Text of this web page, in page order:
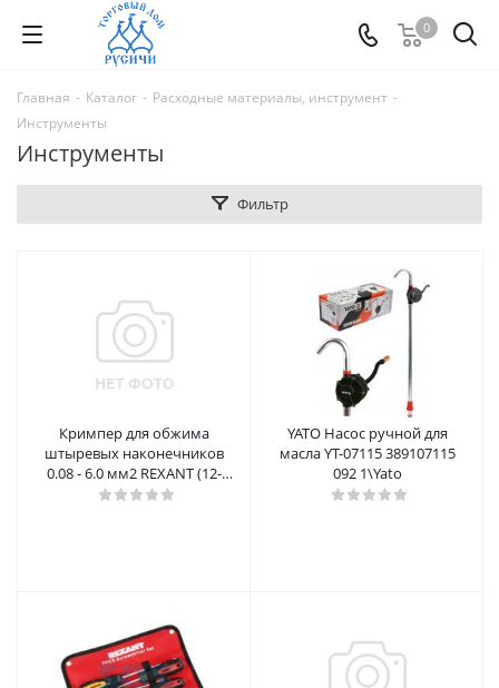
0
Главная - Каталог - Расходные материалы, инструмент -
Инструменты
Инструменты
Фильтр
Кримпер для обжима
штыревых наконечников
0.08 - 6.0 мм2 REXANT (12-
3205)
YATO Насос ручной для
масла YT-07115 389107115
092 1\Yato